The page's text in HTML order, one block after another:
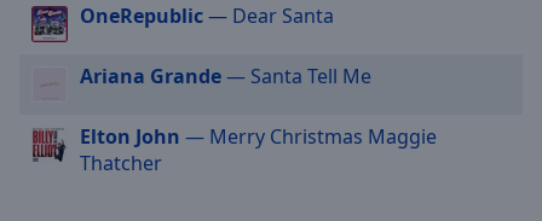
Background
Color
OneRepublic— Dear Santa
Ariana Grande— Santa Tell Me
Elton John — Merry Christmas Maggie
Thatcher